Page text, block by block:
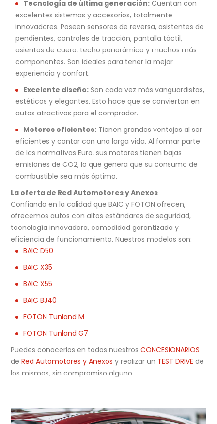
Tecnología de última generación: Cuentan con
excelentes sistemas y accesorios, totalmente
innovadores. Poseen sensores de reversa, asistentes de
pendientes, controles de tracción, pantalla táctil,
asientos de cuero, techo panorámico y muchos más
componentes. Son ideales para tener la mejor
experiencia y confort.
Excelente diseño: Son cada vez más vanguardistas,
estéticos y elegantes. Esto hace que se conviertan en
autos atractivos para el comprador.
Motores eficientes: Tienen grandes ventajas al ser
eficientes y contar con una larga vida. Al formar parte
de las normativas Euro, sus motores tienen bajas
emisiones de CO2, lo que genera que su consumo de
combustible sea más óptimo.
La oferta de Red Automotores y Anexos
Confiando en la calidad que BAIC y FOTON ofrecen,
ofrecemos autos con altos estándares de seguridad,
tecnología innovadora, comodidad garantizada y
eficiencia de funcionamiento. Nuestros modelos son:
BAIC D50
BAIC X35
BAIC X55
BAIC BJ40
FOTON Tunland M
FOTON Tunland G7
Puedes conocerlos en todos nuestrosCONCESIONARIOS
deRed Automotores y Anexos y realizar un TEST DRIVE de
los mismos, sin compromiso alguno.